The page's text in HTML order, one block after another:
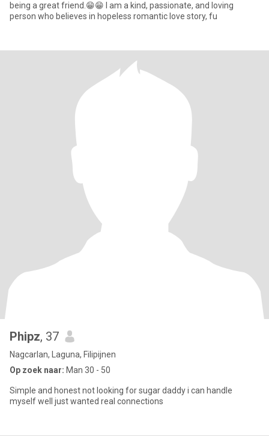
being a great friend.😁😁 I am a kind, passionate, and loving
person who believes in hopeless romantic love story, fu
Phipz, 37
Nagcarlan, Laguna, Filipijnen
Op zoek naar: Man 30 - 50
Simple and honest not looking for sugar daddy i can handle
myself well just wanted real connections